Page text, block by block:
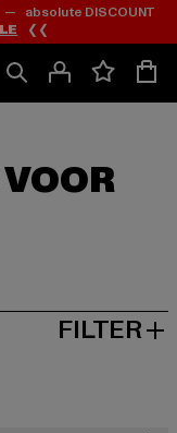
absolute DISCOUNT
❮❮
FILTER